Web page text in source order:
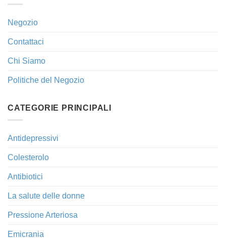
Negozio
Contattaci
Chi Siamo
Politiche del Negozio
CATEGORIE PRINCIPALI
Antidepressivi
Colesterolo
Antibiotici
La salute delle donne
Pressione Arteriosa
Emicrania